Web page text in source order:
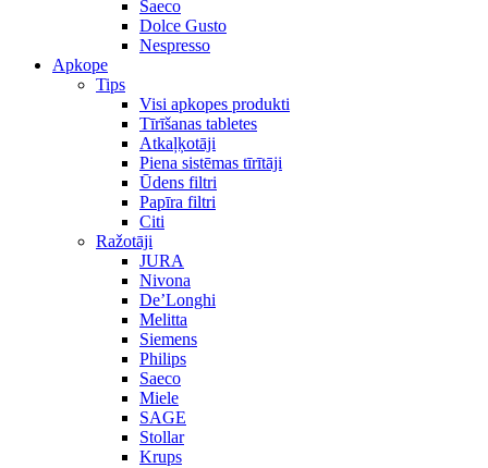
Saeco
Dolce Gusto
Nespresso
Apkope
Tips
Visi apkopes produkti
Tīrīšanas tabletes
Atkaļķotāji
Piena sistēmas tīrītāji
Ūdens filtri
Papīra filtri
Citi
Ražotāji
JURA
Nivona
De’Longhi
Melitta
Siemens
Philips
Saeco
Miele
SAGE
Stollar
Krups